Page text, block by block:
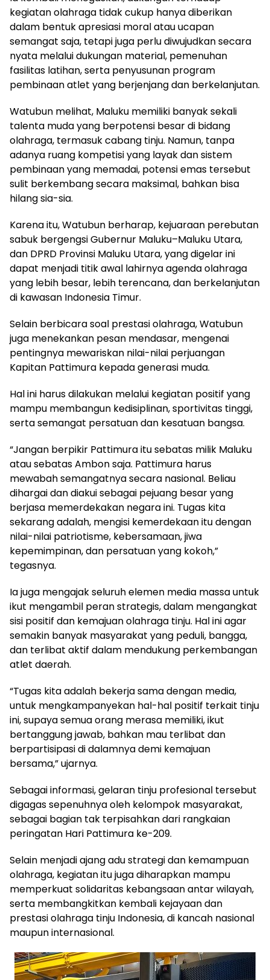
kegiatan olahraga tidak cukup hanya diberikan
dalam bentuk apresiasi moral atau ucapan
semangat saja, tetapi juga perlu diwujudkan secara
nyata melalui dukungan material, pemenuhan
fasilitas latihan, serta penyusunan program
pembinaan atlet yang berjenjang dan berkelanjutan.
Watubun melihat, Maluku memiliki banyak sekali
talenta muda yang berpotensi besar di bidang
olahraga, termasuk cabang tinju. Namun, tanpa
adanya ruang kompetisi yang layak dan sistem
pembinaan yang memadai, potensi emas tersebut
sulit berkembang secara maksimal, bahkan bisa
hilang sia-sia.
Karena itu, Watubun berharap, kejuaraan perebutan
sabuk bergengsi Gubernur Maluku–Maluku Utara,
dan DPRD Provinsi Maluku Utara, yang digelar ini
dapat menjadi titik awal lahirnya agenda olahraga
yang lebih besar, lebih terencana, dan berkelanjutan
di kawasan Indonesia Timur.
Selain berbicara soal prestasi olahraga, Watubun
juga menekankan pesan mendasar, mengenai
pentingnya mewariskan nilai-nilai perjuangan
Kapitan Pattimura kepada generasi muda.
Hal ini harus dilakukan melalui kegiatan positif yang
mampu membangun kedisiplinan, sportivitas tinggi,
serta semangat persatuan dan kesatuan bangsa.
“Jangan berpikir Pattimura itu sebatas milik Maluku
atau sebatas Ambon saja. Pattimura harus
mewabah semangatnya secara nasional. Beliau
dihargai dan diakui sebagai pejuang besar yang
berjasa memerdekakan negara ini. Tugas kita
sekarang adalah, mengisi kemerdekaan itu dengan
nilai-nilai patriotisme, kebersamaan, jiwa
kepemimpinan, dan persatuan yang kokoh,”
tegasnya.
Ia juga mengajak seluruh elemen media massa untuk
ikut mengambil peran strategis, dalam mengangkat
sisi positif dan kemajuan olahraga tinju. Hal ini agar
semakin banyak masyarakat yang peduli, bangga,
dan terlibat aktif dalam mendukung perkembangan
atlet daerah.
“Tugas kita adalah bekerja sama dengan media,
untuk mengkampanyekan hal-hal positif terkait tinju
ini, supaya semua orang merasa memiliki, ikut
bertanggung jawab, bahkan mau terlibat dan
berpartisipasi di dalamnya demi kemajuan
bersama,” ujarnya.
Sebagai informasi, gelaran tinju profesional tersebut
digagas sepenuhnya oleh kelompok masyarakat,
sebagai bagian tak terpisahkan dari rangkaian
peringatan Hari Pattimura ke-209.
Selain menjadi ajang adu strategi dan kemampuan
olahraga, kegiatan itu juga diharapkan mampu
memperkuat solidaritas kebangsaan antar wilayah,
serta membangkitkan kembali kejayaan dan
prestasi olahraga tinju Indonesia, di kancah nasional
maupun internasional.